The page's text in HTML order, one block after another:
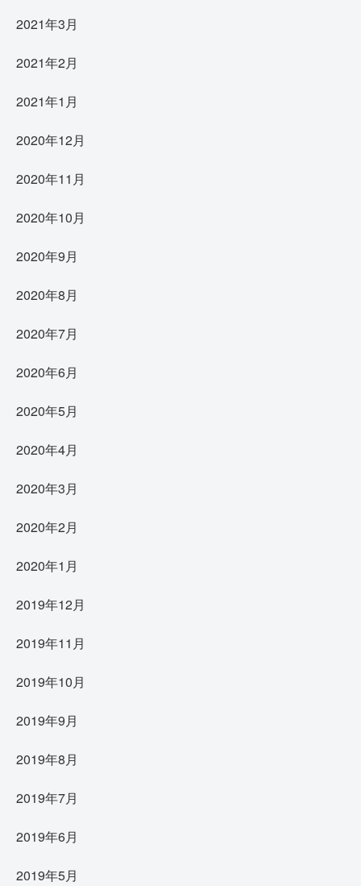
2021年3月
2021年2月
2021年1月
2020年12月
2020年11月
2020年10月
2020年9月
2020年8月
2020年7月
2020年6月
2020年5月
2020年4月
2020年3月
2020年2月
2020年1月
2019年12月
2019年11月
2019年10月
2019年9月
2019年8月
2019年7月
2019年6月
2019年5月